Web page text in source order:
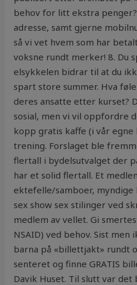
behov for litt ekstra
adresse, samt gjerne
så vi vet hvem som har
voksne rundt merker! 8. Du
elsykkelen bidrar til at du
spart store summer. Hva
deres ansatte etter kurset?
sosial, men vi vil oppfordre
kopp gratis kaffe (i vår
trening. Forslaget ble
flertall i bydelsutvalget der
har et solid flertall. Et
ektefelle/samboer,
sex show sex stilinger ved
medlem av vellet. Gi
NSAID) ved behov. Sist men
barna på «billettjakt» rundt
senteret og finne GRATIS
Davik Huset. Til slutt var det